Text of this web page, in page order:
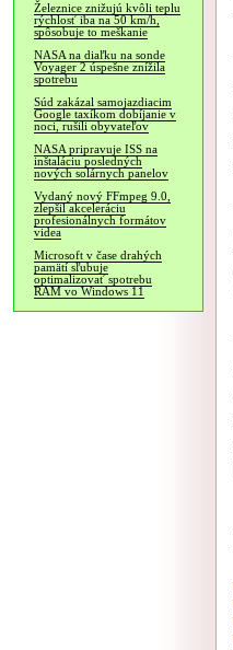
Železnice znižujú kvôli teplu
rýchlosť iba na 50 km/h,
spôsobuje to meškanie
NASA na diaľku na sonde
Voyager 2 úspešne znížila
spotrebu
Súd zakázal samojazdiacim
Google taxíkom dobíjanie v
noci, rušili obyvateľov
NASA pripravuje ISS na
inštaláciu posledných
nových solárnych panelov
Vydaný nový FFmpeg 9.0,
zlepšil akceleráciu
profesionálnych formátov
videa
Microsoft v čase drahých
pamätí sľubuje
optimalizovať spotrebu
RAM vo Windows 11